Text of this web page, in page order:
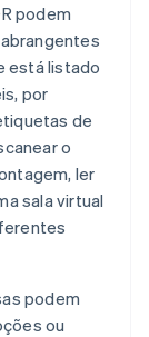
podem
está listado
por
de
o
ler
sala virtual
podem
ou